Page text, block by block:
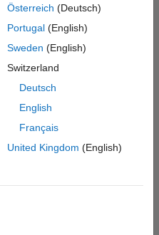
Österreich (Deutsch)
Portugal(English)
Sweden (English)
Switzerland
Deutsch
English
Français
United Kingdom (English)